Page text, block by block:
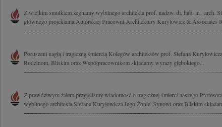
Z wielkim smutkiem żegnamy wybitnego architekta prof. nadzw. dr. hab. in . arch.
głównego projektanta Autorskiej Pracowni Architektury Kuryłowicz & Associates
Poruszeni nagłą i tragiczną śmiercią Kolegów architektów prof. Stefana
Rodzinom, Bliskim oraz Współpracownikom składamy wyrazy głębokiego...
Z prawdziwym żalem przyjęliśmy wiadomość o tragicznej śmierci naszego
wybitnego architekta Stefana Kuryłowicza Jego Żonie, Synowi oraz Bliskim